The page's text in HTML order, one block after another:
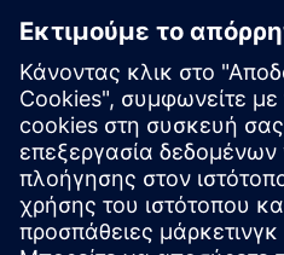
Εξερευνήστε
σχετικά
Πρόσθετες